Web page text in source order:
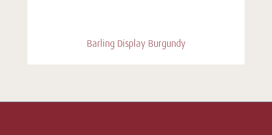
Barling Display Burgundy